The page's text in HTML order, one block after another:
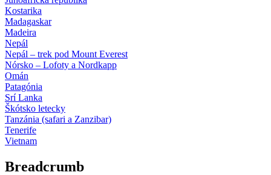
Kostarika
Madagaskar
Madeira
Nepál
Nepál – trek pod Mount Everest
Nórsko – Lofoty a Nordkapp
Omán
Patagónia
Srí Lanka
Škótsko letecky
Tanzánia (safari a Zanzibar)
Tenerife
Vietnam
Breadcrumb